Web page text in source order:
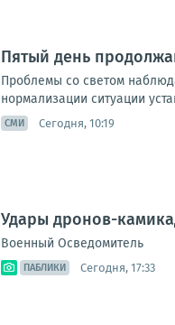
Пятый день
Проблемы со светом
нормализации ситуации
СМИ Сегодня, 10:19
Удары дронов-
Военный Осведомитель
ПАБЛИКИ Сегодня, 17:33